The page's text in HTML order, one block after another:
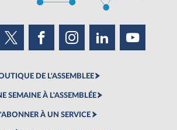
DE L'ASSEMBLEE
SEMAINE À L'ASSEMBLÉE
À UN SERVICE